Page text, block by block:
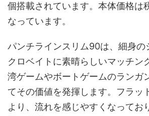
個搭載されています。本体価格は
なっています。
パンチラインスリム90は、細身の
クロベイトに素晴らしいマッチン
湾ゲームやボートゲームのランガ
てその価値を発揮します。フラッ
より、流れを感じやすくなってお